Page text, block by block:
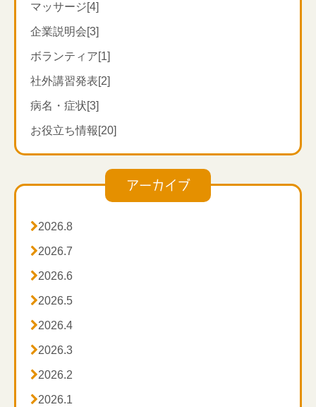
【ツボの効果 】
合谷は、肌荒れ、ストレス、肩こり、頭痛、目の疲
ワ＆ほうれい線、うつ病の治療など幅広く使われる有
名なツボなんです。
所だと言われています。
その他にも、刺激を加えることでリンパの循環や血流
め免疫力アップの効果がある万能なツボです。
反対の人差し指と親指でツボを挟むと、親指で押しや
すいです。
マッサージ[4]
企業説明会[3]
ボランティア[1]
社外講習発表[2]
病名・症状[3]
お役立ち情報[20]
アーカイブ
2026.8
2026.7
2026.6
2026.5
2026.4
2026.3
2026.2
2026.1